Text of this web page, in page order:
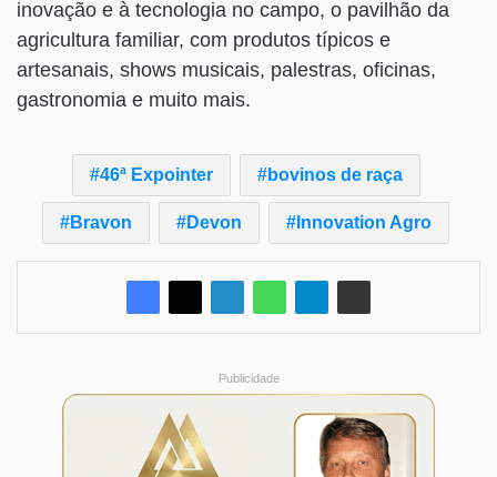
inovação e à tecnologia no campo, o pavilhão da
agricultura familiar, com produtos típicos e
artesanais, shows musicais, palestras, oficinas,
gastronomia e muito mais.
46ª Expointer bovinos de raça
Bravon Devon Innovation Agro
Publicidade